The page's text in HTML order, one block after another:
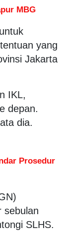
MBG
yang
Jakarta
IKL,
depan.
dia.
Prosedur
sebulan
SLHS.